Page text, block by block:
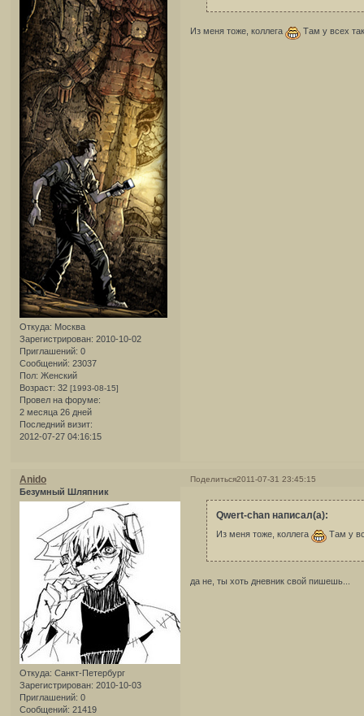
Откуда: Москва
Зарегистрирован: 2010-10-02
Приглашений: 0
Сообщений: 23037
Пол: Женский
Возраст: 32 [1993-08-15]
Провел на форуме:
2 месяца 26 дней
Последний визит:
2012-07-27 04:16:15
Из меня тоже, коллега Там у всех
Поделиться2011-07-31 23:45:15
Anido
Безумный Шляпник
Откуда: Санкт-Петербург
Зарегистрирован: 2010-10-03
Приглашений: 0
Сообщений: 21419
Qwert-chan написал(а):
Из меня тоже, коллега Там у
да не, ты хоть дневник свой пишешь...